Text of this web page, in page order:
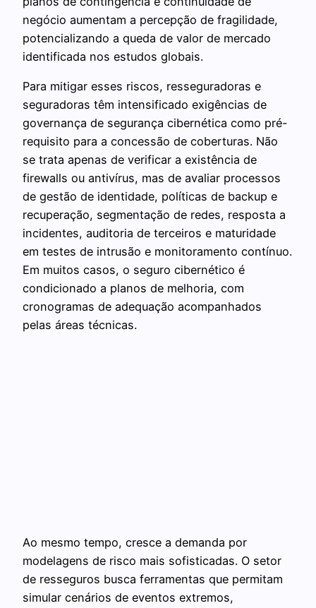
negócio aumentam a percepção de fragilidade,
potencializando a queda de valor de mercado
identificada nos estudos globais.
Para mitigar esses riscos, resseguradoras e
seguradoras têm intensificado exigências de
governança de segurança cibernética como pré-
requisito para a concessão de coberturas. Não
se trata apenas de verificar a existência de
firewalls ou antivírus, mas de avaliar processos
de gestão de identidade, políticas de backup e
recuperação, segmentação de redes, resposta a
incidentes, auditoria de terceiros e maturidade
em testes de intrusão e monitoramento contínuo.
Em muitos casos, o seguro cibernético é
condicionado a planos de melhoria, com
cronogramas de adequação acompanhados
pelas áreas técnicas.
Ao mesmo tempo, cresce a demanda por
modelagens de risco mais sofisticadas. O setor
de resseguros busca ferramentas que permitam
simular cenários de eventos extremos,